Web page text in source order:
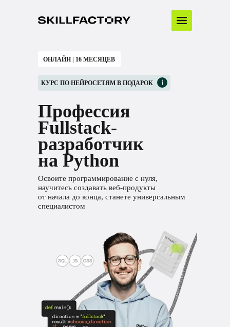
ОНЛАЙН | 16 МЕСЯЦЕВ
Профессия
Fullstack-
разработчик
на Python
Освоите программирование с нуля,
научитесь создавать веб-продукты
от начала до конца, станете универсальным
специалистом
КУРС ПО НЕЙРОСЕТЯМ В ПОДАРОК